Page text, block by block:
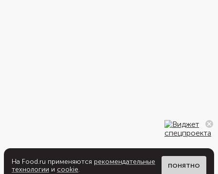
На Food.ru применяются рекомендательные
технологии и cookie. ПОНЯТНО